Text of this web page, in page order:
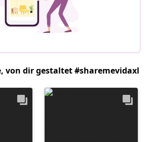
von dir gestaltet #sharemevidaxl